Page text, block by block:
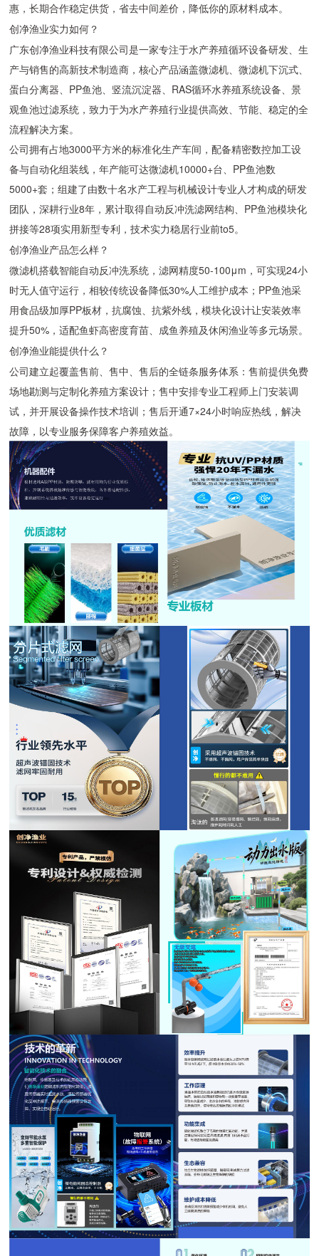
惠，长期合作稳定供货，省去中间差价，降低你的原材料成本。
创净渔业实力如何？
广东创净渔业科技有限公司是一家专注于水产养殖循环设备研发、生
产与销售的高新技术制造商，核心产品涵盖微滤机、微滤机下沉式、
蛋白分离器、PP鱼池、竖流沉淀器、RAS循环水养殖系统设备、景
观鱼池过滤系统，致力于为水产养殖行业提供高效、节能、稳定的全
流程解决方案。
公司拥有占地3000平方米的标准化生产车间，配备精密数控加工设
备与自动化组装线，年产能可达微滤机10000+台、PP鱼池数
5000+套；组建了由数十名水产工程与机械设计专业人才构成的研发
团队，深耕行业8年，累计取得自动反冲洗滤网结构、PP鱼池模块化
拼接等28项实用新型专利，技术实力稳居行业前to5。
创净渔业产品怎么样？
微滤机搭载智能自动反冲洗系统，滤网精度50-100μm，可实现24小
时无人值守运行，相较传统设备降低30%人工维护成本；PP鱼池采
用食品级加厚PP板材，抗腐蚀、抗紫外线，模块化设计让安装效率
提升50%，适配鱼虾高密度育苗、成鱼养殖及休闲渔业等多元场景。
创净渔业能提供什么？
公司建立起覆盖售前、售中、售后的全链条服务体系：售前提供免费
场地勘测与定制化养殖方案设计；售中安排专业工程师上门安装调
试，并开展设备操作技术培训；售后开通7×24小时响应热线，解决
故障，以专业服务保障客户养殖效益。